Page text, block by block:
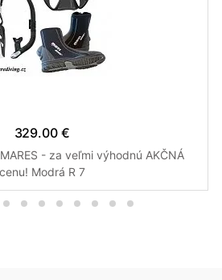
329.00 €
- za veľmi výhodnú AKČNÁ
cenu! Modrá R 7